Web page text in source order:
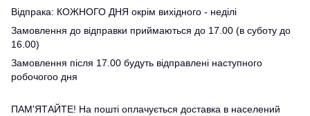
Відпрака: КОЖНОГО ДНЯ окрім вихідного - неділі
Замовлення до відправки приймаються до 17.00 (в суботу до
16.00)
Замовлення після 17.00 будуть відправлені наступного
робочогоо дня
ПАМ'ЯТАЙТЕ! На пошті оплачується доставка в населений